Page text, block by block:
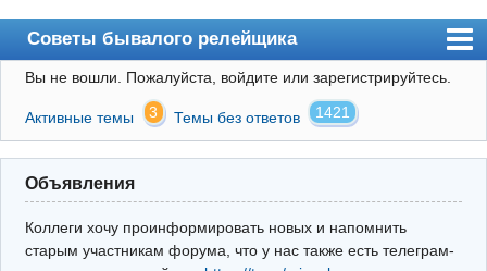
Советы бывалого релейщика
Форум
Правила
Поиск
Регистрация
Вы не вошли. Пожалуйста, войдите или зарегистрируйтесь.
Активные темы 3 Темы без ответов 1421
Объявления
Коллеги хочу проинформировать новых и напомнить
старым участникам форума, что у нас также есть телеграм-